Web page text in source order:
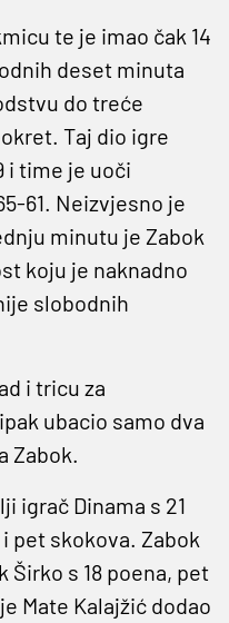
te je imao čak 14
deset minuta
do treće
Taj dio igre
i time je uoči
61. Neizvjesno je
minutu je Zabok
koju je naknadno
slobodnih
i tricu za
ubacio samo dva
Zabok.
igrač Dinama s 21
pet skokova. Zabok
Širko s 18 poena, pet
Mate Kalajžić dodao